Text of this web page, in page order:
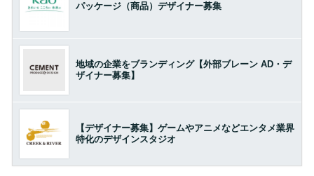
パッケージ（商品）デザイナー募集
地域の企業をブランディング【外部ブレーン AD・デ
ザイナー募集】
【デザイナー募集】ゲームやアニメなどエンタメ業界
特化のデザインスタジオ